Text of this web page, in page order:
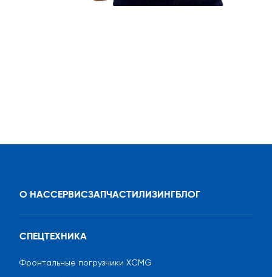
О НАССЕРВИСЗАПЧАСТИЛИЗИНГБЛОГ
СПЕЦТЕХНИКА
Фронтальные погрузчики XCMG